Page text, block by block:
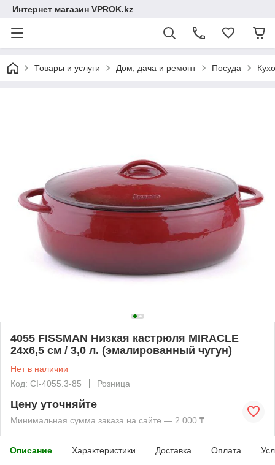
Интернет магазин VPROK.kz
Товары и услуги Дом, дача и ремонт Посуда
4055 FISSMAN Низкая кастрюля MIRACLE
24x6,5 см / 3,0 л. (эмалированный чугун)
Нет в наличии
Код: CI-4055.3-85
Розница
Цену уточняйте
Минимальная сумма заказа на сайте — 2 000 ₸
Описание Характеристики Доставка Оплата